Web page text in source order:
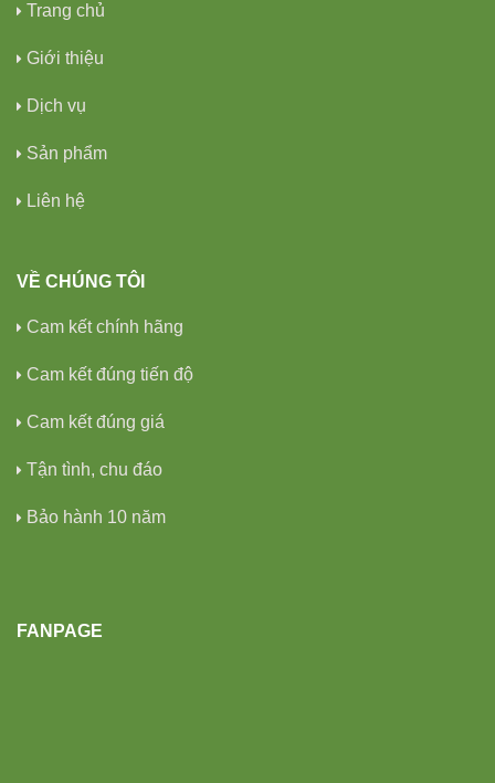
Trang chủ
Giới thiệu
Dịch vụ
Sản phẩm
Liên hệ
VỀ CHÚNG TÔI
Cam kết chính hãng
Cam kết đúng tiến độ
Cam kết đúng giá
Tận tình, chu đáo
Bảo hành 10 năm
FANPAGE